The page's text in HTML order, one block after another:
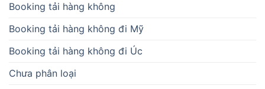
Booking tải hàng không
Booking tải hàng không đi Mỹ
Booking tải hàng không đi Úc
Chưa phân loại